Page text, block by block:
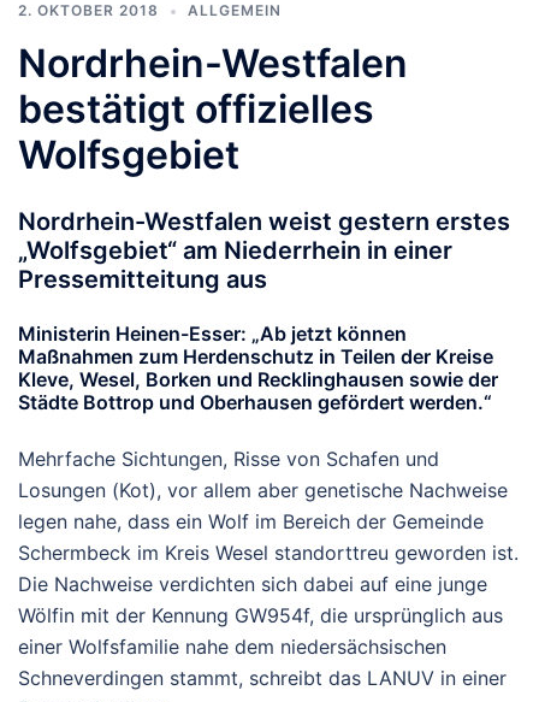
2. OKTOBER 2018 ALLGEMEIN
Nordrhein-Westfalen
bestätigt offizielles
Wolfsgebiet
Nordrhein-Westfalen weist gestern erstes
„Wolfsgebiet“ am Niederrhein in einer
Pressemitteitung aus
Ministerin Heinen-Esser: „Ab jetzt können
Maßnahmen zum Herdenschutz in Teilen der Kreise
Kleve, Wesel, Borken und Recklinghausen sowie der
Städte Bottrop und Oberhausen gefördert werden.“
Mehrfache Sichtungen, Risse von Schafen und
Losungen (Kot), vor allem aber genetische Nachweise
legen nahe, dass ein Wolf im Bereich der Gemeinde
Schermbeck im Kreis Wesel standorttreu geworden ist.
Die Nachweise verdichten sich dabei auf eine junge
Wölfin mit der Kennung GW954f, die ursprünglich aus
einer Wolfsfamilie nahe dem niedersächsischen
Schneverdingen stammt, schreibt das LANUV in einer